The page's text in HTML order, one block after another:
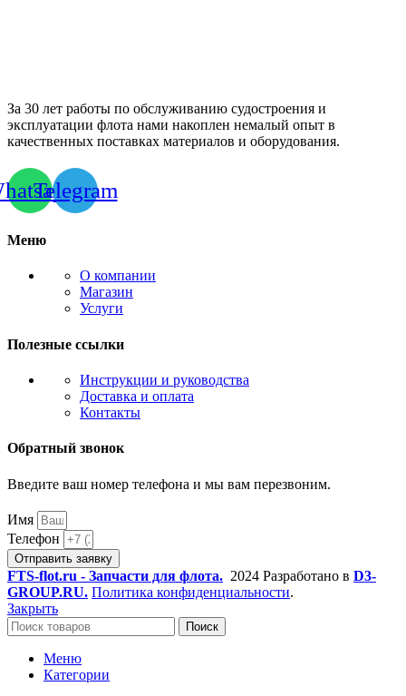
За 30 лет работы по обслуживанию судостроения и
эксплуатации флота нами накоплен немалый опыт в
качественных поставках материалов и оборудования.
Telegram
Меню
О компании
Магазин
Услуги
Полезные ссылки
Инструкции и руководства
Доставка и оплата
Контакты
Обратный звонок
Введите ваш номер телефона и мы вам перезвоним.
Имя
Телефон
Отправить заявку
FTS-flot.ru - Запчасти для флота. 2024 Разработано в D3-
GROUP.RU. Политика конфиденциальности.
Закрыть
Поиск
Меню
Категории